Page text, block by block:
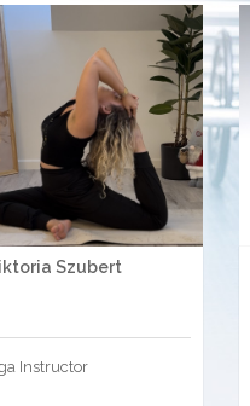
Szubert
Instructor